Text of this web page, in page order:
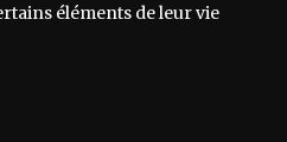
éléments de leur vie